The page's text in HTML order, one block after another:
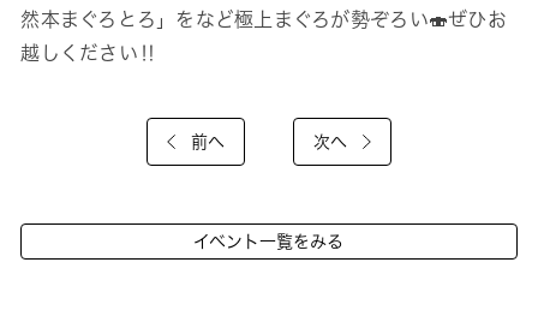
然本まぐろとろ」をなど極上まぐろが勢ぞろい🍣ぜひお
越しください‼
前へ 次へ
イベント一覧をみる